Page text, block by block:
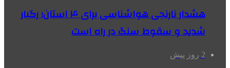
هشدار نارنجی هواشناسی برای ۴ استان؛ رگبار
شدید و سقوط سنگ در راه است
2 روز پیش